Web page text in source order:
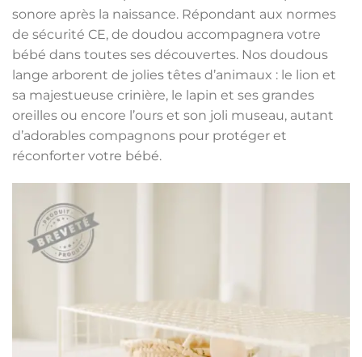
sonore après la naissance. Répondant aux normes
de sécurité CE, de doudou accompagnera votre
bébé dans toutes ses découvertes. Nos doudous
lange arborent de jolies têtes d’animaux : le lion et
sa majestueuse crinière, le lapin et ses grandes
oreilles ou encore l’ours et son joli museau, autant
d’adorables compagnons pour protéger et
réconforter votre bébé.